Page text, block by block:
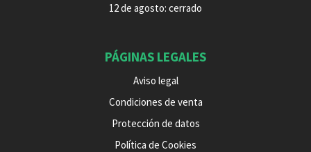
12 de agosto: cerrado
PÁGINAS LEGALES
Aviso legal
Condiciones de venta
Protección de datos
Política de Cookies